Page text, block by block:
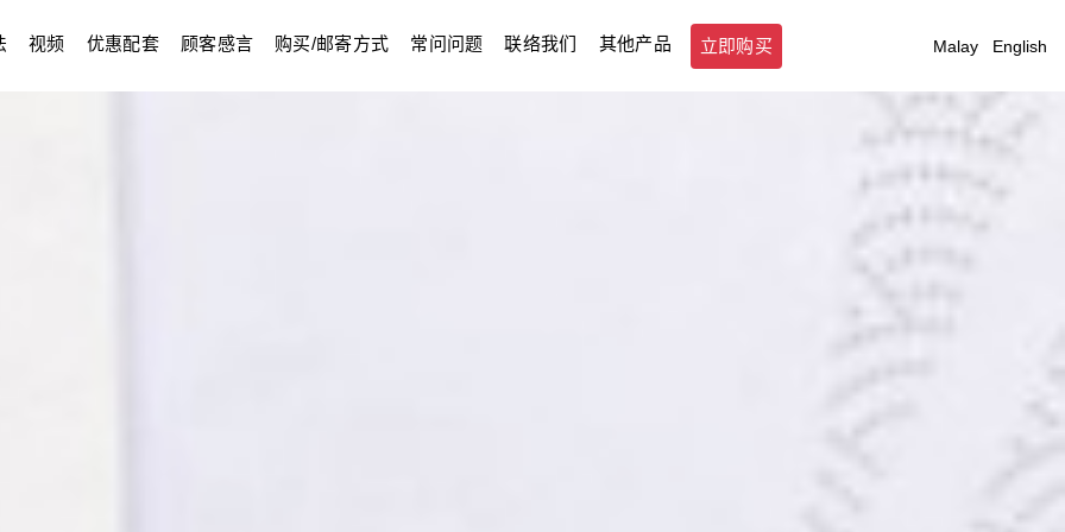
视频 优惠配套 顾客感言 购买/邮寄方式 常问问题 联络我们 其他产品 立即购买 Malay English